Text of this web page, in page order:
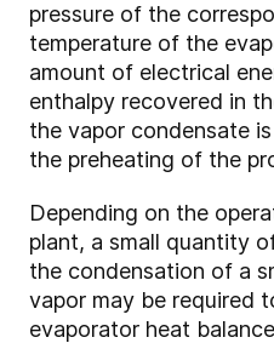
pressure of the
temperature of the
amount of electrical
enthalpy recovered in
the vapor condensate
the preheating of the
Depending on the
plant, a small quantity
the condensation of a
vapor may be required
evaporator heat